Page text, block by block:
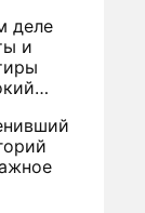
деле
и